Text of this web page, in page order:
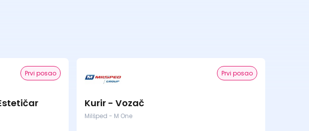
Prvi posao Prvi posao
Kurir - Vozač
Milšped - M One